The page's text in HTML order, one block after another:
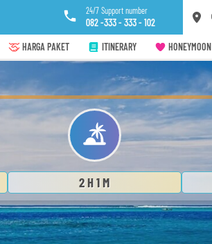
24/7 Support number
082 -333 - 333 - 102
HARGA PAKET ITINERARY HONEYMOON
2 H 1 M